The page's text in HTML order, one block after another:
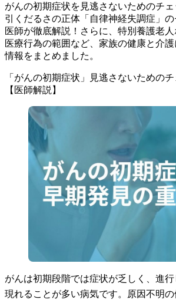
がんの初期症状を見逃さないためのチ
引くだるさの正体「自律神経失調症」
医師が徹底解説！さらに、特別養護老
医療行為の範囲など、家族の健康と介
情報をまとめました。
「がんの初期症状」見逃さないための
【医師解説】
がんは初期段階では症状が乏しく、進
現れることが多い病気です。原因不明